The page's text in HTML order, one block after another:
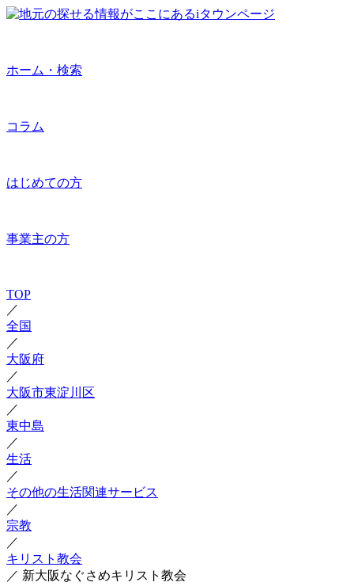
ホーム・検索
コラム
はじめての方
事業主の方
TOP
／
全国
／
大阪府
／
大阪市東淀川区
／
東中島
／
生活
／
その他の生活関連サービス
／
宗教
／
キリスト教会
／ 新大阪なぐさめキリスト教会